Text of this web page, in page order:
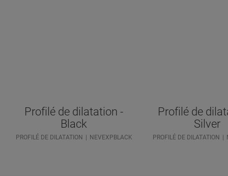
Profilé de dilatation -
Black
PROFILÉ DE DILATATION NEVEXPBLACK
Profilé de
Silver
PROFILÉ DE DILATATION